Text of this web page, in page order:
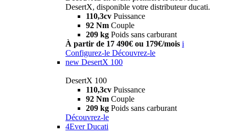
DesertX, disponible votre distributeur ducati.
110,3cv Puissance
92 Nm Couple
209 kg Poids sans carburant
À partir de 17 490€ ou 179€/mois i
Configurez-le Découvrez-le
new DesertX 100
DesertX 100
110,3cv Puissance
92 Nm Couple
209 kg Poids sans carburant
Découvrez-le
4Ever Ducati